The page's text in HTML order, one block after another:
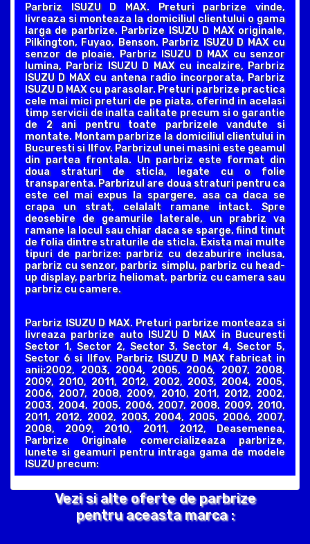
Parbriz ISUZU D MAX. Preturi parbrize vinde,
livreaza si monteaza la domiciliul clientului o gama
larga de parbrize. Parbrize ISUZU D MAX originale,
Pilkington, Fuyao, Benson. Parbriz ISUZU D MAX cu
senzor de ploaie, Parbriz ISUZU D MAX cu senzor
lumina, Parbriz ISUZU D MAX cu incalzire, Parbriz
ISUZU D MAX cu antena radio incorporata, Parbriz
ISUZU D MAX cu parasolar. Preturi parbrize practica
cele mai mici preturi de pe piata, oferind in acelasi
timp servicii de inalta calitate precum si o garantie
de 2 ani pentru toate parbrizele vandute si
montate. Montam parbrize la domiciliul clientului in
Bucuresti si Ilfov. Parbrizul unei masini este geamul
din partea frontala. Un parbriz este format din
doua straturi de sticla, legate cu o folie
transparenta. Parbrizul are doua straturi pentru ca
este cel mai expus la spargere, asa ca daca se
crapa un strat, celalalt ramane intact. Spre
deosebire de geamurile laterale, un prabriz va
ramane la locul sau chiar daca se sparge, fiind tinut
de folia dintre straturile de sticla. Exista mai multe
tipuri de parbrize: parbriz cu dezaburire inclusa,
parbriz cu senzor, parbriz simplu, parbriz cu head-
up display, parbriz heliomat, parbriz cu camera sau
parbriz cu camere.
Parbriz ISUZU D MAX. Preturi parbrize monteaza si
livreaza parbrize auto ISUZU D MAX in Bucuresti
Sector 1, Sector 2, Sector 3, Sector 4, Sector 5,
Sector 6 si Ilfov. Parbriz ISUZU D MAX fabricat in
anii:2002, 2003, 2004, 2005, 2006, 2007, 2008,
2009, 2010, 2011, 2012, 2002, 2003, 2004, 2005,
2006, 2007, 2008, 2009, 2010, 2011, 2012, 2002,
2003, 2004, 2005, 2006, 2007, 2008, 2009, 2010,
2011, 2012, 2002, 2003, 2004, 2005, 2006, 2007,
2008, 2009, 2010, 2011, 2012, Deasemenea,
Parbrize Originale comercializeaza parbrize,
lunete si geamuri pentru intraga gama de modele
ISUZU precum:
Vezi si alte oferte de parbrize
pentru aceasta marca :